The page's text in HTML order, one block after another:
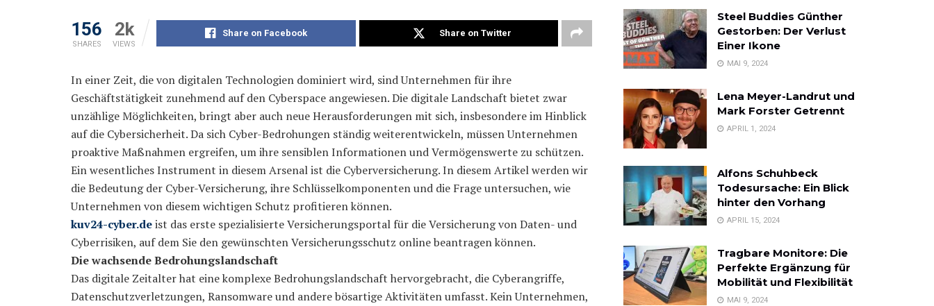
156
SHARES
2k
VIEWS
Share on Facebook Share on Twitter
In einer Zeit, die von digitalen Technologien dominiert wird, sind Unternehmen für ihre
Geschäftstätigkeit zunehmend auf den Cyberspace angewiesen. Die digitale Landschaft bietet zwar
unzählige Möglichkeiten, bringt aber auch neue Herausforderungen mit sich, insbesondere im Hinblick
auf die Cybersicherheit. Da sich Cyber-Bedrohungen ständig weiterentwickeln, müssen Unternehmen
proaktive Maßnahmen ergreifen, um ihre sensiblen Informationen und Vermögenswerte zu schützen.
Ein wesentliches Instrument in diesem Arsenal ist die Cyberversicherung. In diesem Artikel werden wir
die Bedeutung der Cyber-Versicherung, ihre Schlüsselkomponenten und die Frage untersuchen, wie
Unternehmen von diesem wichtigen Schutz profitieren können.
kuv24-cyber.deist das erste spezialisierte Versicherungsportal für die Versicherung von Daten- und
Cyberrisiken, auf dem Sie den gewünschten Versicherungsschutz online beantragen können.
Die wachsende Bedrohungslandschaft
Das digitale Zeitalter hat eine komplexe Bedrohungslandschaft hervorgebracht, die Cyberangriffe,
Datenschutzverletzungen, Ransomware und andere bösartige Aktivitäten umfasst. Kein Unternehmen,
Steel Buddies Günther
Gestorben: Der Verlust
Einer Ikone
MAI 9, 2024
Lena Meyer-Landrut und
Mark Forster Getrennt
APRIL 1, 2024
Alfons Schuhbeck
Todesursache: Ein Blick
hinter den Vorhang
APRIL 15, 2024
Tragbare Monitore: Die
Perfekte Ergänzung für
Mobilität und Flexibilität
MAI 9, 2024